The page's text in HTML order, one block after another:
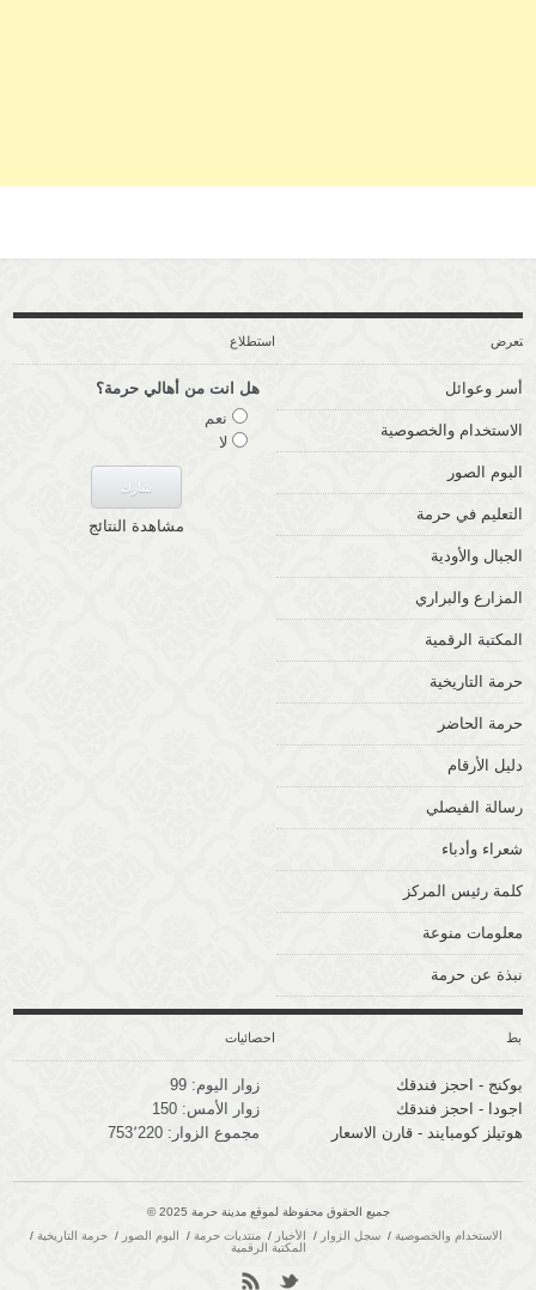
استطلاع
هل انت من أهالي حرمة؟
نعم
لا
مشاهدة النتائج
أسر وعوائل
الاستخدام والخصوصية
البوم الصور
التعليم في حرمة
الجبال والأودية
المزارع والبراري
المكتبة الرقمية
حرمة التاريخية
حرمة الحاضر
دليل الأرقام
رسالة الفيصلي
شعراء وأدباء
كلمة رئيس المركز
معلومات منوعة
نبذة عن حرمة
احصائيات
زوار اليوم: 99
زوار الأمس: 150
مجموع الزوار: 753٬220
بوكنج - احجز فندقك
اجودا - احجز فندقك
هوتيلز كومبايند - قارن الاسعار
جميع الحقوق محفوظة لموقع مدينة حرمة 2025 ©
الاستخدام والخصوصية
سجل الزوار الأخبار منتديات حرمة البوم الصور
حرمة التاريخية
المكتبة الرقمية